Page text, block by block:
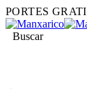
PORTES
Buscar